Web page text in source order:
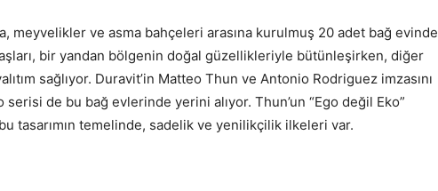
meyvelikler ve asma bahçeleri arasına kurulmuş 20 adet bağ evinde
bir yandan bölgenin doğal güzellikleriyle bütünleşirken, diğer
sağlıyor. Duravit’in Matteo Thun ve Antonio Rodriguez imzasını
serisi de bu bağ evlerinde yerini alıyor. Thun’un “Ego değil Eko”
tasarımın temelinde, sadelik ve yenilikçilik ilkeleri var.